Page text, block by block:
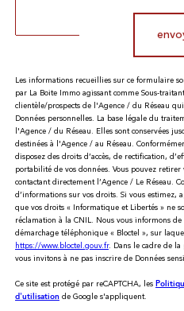
Les informations recueillies sur ce formulaire
par La Boite Immo agissant comme Sous-
clientèle/prospects de l'Agence / du Réseau
Données personnelles. La base légale du
l'Agence / du Réseau. Elles sont conservées
destinées à l'Agence / au Réseau.
disposez des droits d’accès, de rectification,
portabilité de vos données. Vous pouvez
contactant directement l’Agence / Le Réseau.
d’informations sur vos droits. Si vous estimez,
que vos droits « Informatique et Libertés » ne
réclamation à la CNIL. Nous vous informons
démarchage téléphonique « Bloctel », sur
https://www.bloctel.gouv.fr. Dans le cadre de la
vous invitons à ne pas inscrire de Données
Ce site est protégé par reCAPTCHA, les
d'utilisation de Google s'appliquent.